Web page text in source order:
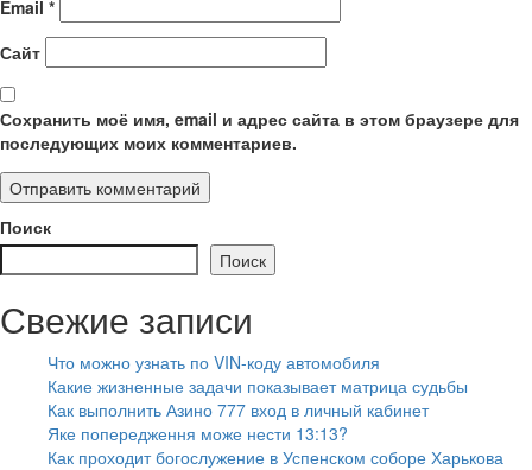
Email *
Сайт
Сохранить моё имя, email и адрес сайта в этом браузере для
последующих моих комментариев.
Поиск
Поиск
Свежие записи
Что можно узнать по VIN-коду автомобиля
Какие жизненные задачи показывает матрица судьбы
Как выполнить Азино 777 вход в личный кабинет
Яке попередження може нести 13:13?
Как проходит богослужение в Успенском соборе Харькова